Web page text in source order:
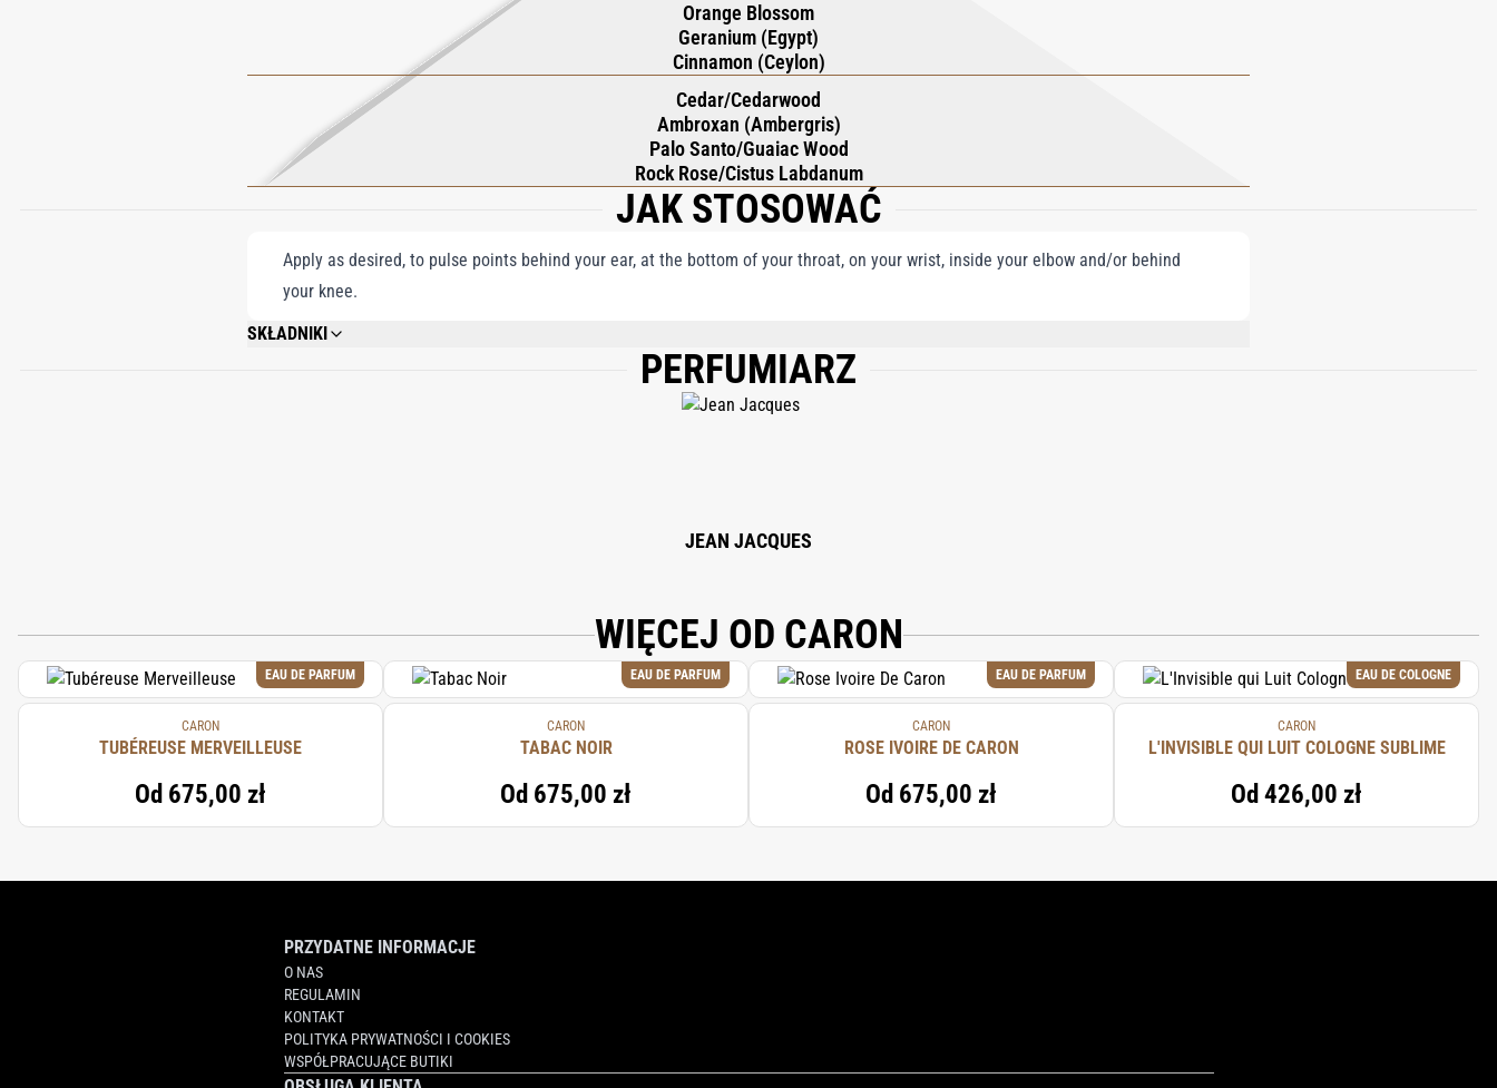
Orange Blossom
Geranium (Egypt)
Cinnamon (Ceylon)
Cedar/Cedarwood
Ambroxan (Ambergris)
Palo Santo/Guaiac Wood
Rock Rose/Cistus Labdanum
JAK STOSOWAĆ
Apply as desired, to pulse points behind your ear, at the bottom of your throat, on your wrist, inside your elbow and/or behind
your knee.
SKŁADNIKI
ALCOHOL DENAT., FRAGRANCE/PARFUM, WATER/AQUA, DIPROPYLENE GLYCOL, LIMONENE, LINALOOL, BUTYL METHOXYDIBENZOYLMETHANE, ETHYLHEXYL
METHOXYCINNAMATE, ETHYLHEXYL SALICYLATE, BHT, METHYL ANTHRANILATE, ALCOHOL, TRIS (TETRAMETHYLHYDROXYPIPERIDINOL) CITRATE, CITRAL,
BENZYL SALICYLATE, GERANIOL, CITRONELLOL, HYDROXYCITRONELLAL, EUGENOL, FARNESOL, BENZYL ALCOHOL, CI 42090, 82% VOL.
PERFUMIARZ
JEAN JACQUES
WIĘCEJ OD CARON
EAU DE PARFUM
CARON
TUBÉREUSE MERVEILLEUSE
Od 675,00 zł
EAU DE PARFUM
CARON
TABAC NOIR
Od 675,00 zł
EAU DE PARFUM
CARON
ROSE IVOIRE DE CARON
Od 675,00 zł
EAU DE COLOGNE
CARON
L'INVISIBLE QUI LUIT COLOGNE SUBLIME
Od 426,00 zł
PRZYDATNE INFORMACJE
O NAS
REGULAMIN
KONTAKT
POLITYKA PRYWATNOŚCI I COOKIES
WSPÓŁPRACUJĄCE BUTIKI